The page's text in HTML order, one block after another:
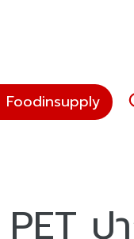
Foodinsupply
ป